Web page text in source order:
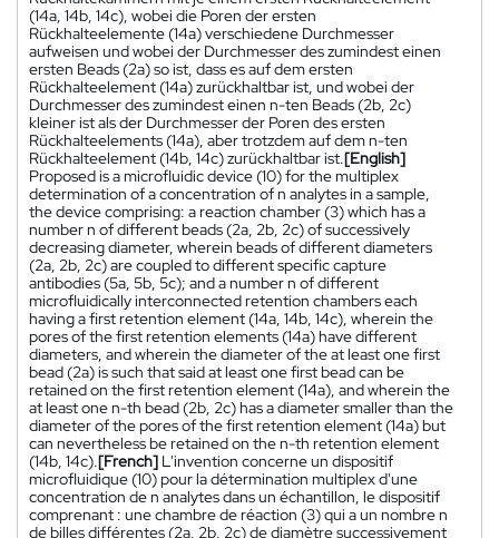
(14a, 14b, 14c), wobei die Poren der ersten
Rückhalteelemente (14a) verschiedene Durchmesser
aufweisen und wobei der Durchmesser des zumindest einen
ersten Beads (2a) so ist, dass es auf dem ersten
Rückhalteelement (14a) zurückhaltbar ist, und wobei der
Durchmesser des zumindest einen n-ten Beads (2b, 2c)
kleiner ist als der Durchmesser der Poren des ersten
Rückhalteelements (14a), aber trotzdem auf dem n-ten
Rückhalteelement (14b, 14c) zurückhaltbar ist.[English]
Proposed is a microfluidic device (10) for the multiplex
determination of a concentration of n analytes in a sample,
the device comprising: a reaction chamber (3) which has a
number n of different beads (2a, 2b, 2c) of successively
decreasing diameter, wherein beads of different diameters
(2a, 2b, 2c) are coupled to different specific capture
antibodies (5a, 5b, 5c); and a number n of different
microfluidically interconnected retention chambers each
having a first retention element (14a, 14b, 14c), wherein the
pores of the first retention elements (14a) have different
diameters, and wherein the diameter of the at least one first
bead (2a) is such that said at least one first bead can be
retained on the first retention element (14a), and wherein the
at least one n-th bead (2b, 2c) has a diameter smaller than the
diameter of the pores of the first retention element (14a) but
can nevertheless be retained on the n-th retention element
(14b, 14c).[French] L'invention concerne un dispositif
microfluidique (10) pour la détermination multiplex d'une
concentration de n analytes dans un échantillon, le dispositif
comprenant : une chambre de réaction (3) qui a un nombre n
de billes différentes (2a, 2b, 2c) de diamètre successivement